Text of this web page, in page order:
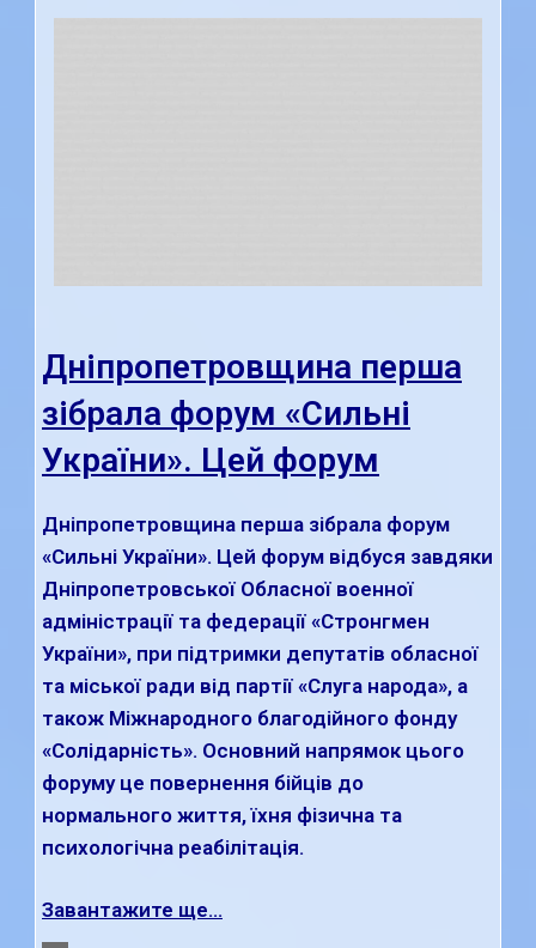
Дніпропетровщина перша
зібрала форум «Сильні
України». Цей форум
Дніпропетровщина перша зібрала форум
«Сильні України». Цей форум відбуся завдяки
Дніпропетровської Обласної военної
адміністрації та федерації «Стронгмен
України», при підтримки депутатів обласної
та міської ради від партії «Слуга народа», а
також Міжнародного благодійного фонду
«Солідарність». Основний напрямок цього
форуму це повернення бійців до
нормального життя, їхня фізична та
психологічна реабілітація.
Завантажите ще...